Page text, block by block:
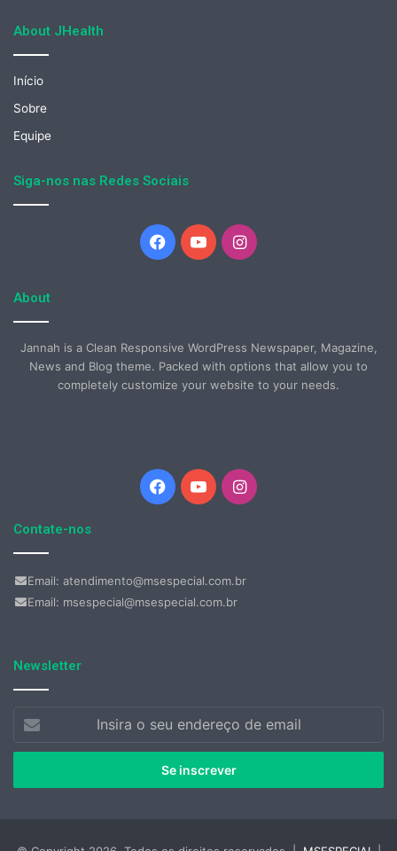
About JHealth
Início
Sobre
Equipe
Siga-nos nas Redes Sociais
Facebook
YouTubeInstagram
About
Jannah is a Clean Responsive WordPress Newspaper, Magazine,
News and Blog theme. Packed with options that allow you to
completely customize your website to your needs.
Facebook
YouTubeInstagram
Contate-nos
Email: atendimento@msespecial.com.br
Email: msespecial@msespecial.com.br
Newsletter
seu
de